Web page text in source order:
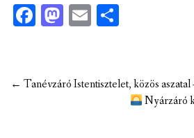
Facebook
Mastodon
Email
← Tanévzáró Istentisztelet, közös aszatal
Nyárzáró